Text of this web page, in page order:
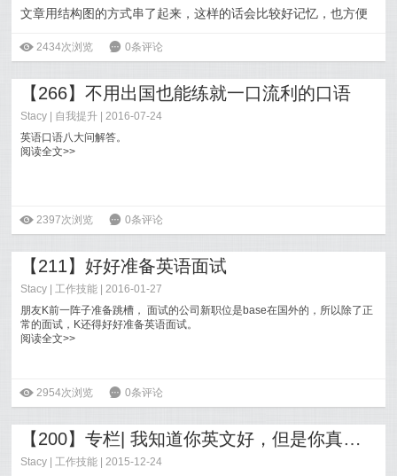
文章用结构图的方式串了起来，这样的话会比较好记忆，也方便
阅读全文>>
ė 2434次浏览 6 0条评论
【266】不用出国也能练就一口流利的口语
Stacy 自我提升 | 2016-07-24
英语口语八大问解答。
阅读全文>>
ė 2397次浏览 6 0条评论
【211】好好准备英语面试
Stacy |工作技能 | 2016-01-27
朋友K前一阵子准备跳槽， 面试的公司新职位是base在国外的，所以除了正
常的面试，K还得好好准备英语面试。
阅读全文>>
ė 2954次浏览 6 0条评论
【200】专栏| 我知道你英文好，但是你真的会写邮件么？
Stacy |工作技能 | 2015-12-24